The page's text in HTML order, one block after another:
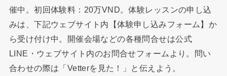
催中。初回体験料：20万VND。体験レッスンの申し込
みは、下記ウェブサイト内【体験申し込みフォーム】か
ら受け付け中。開催会場などの各種問合せは公式
LINE・ウェブサイト内のお問合せフォームより。問い
合わせの際は「Vetterを見た！」と伝えよう。